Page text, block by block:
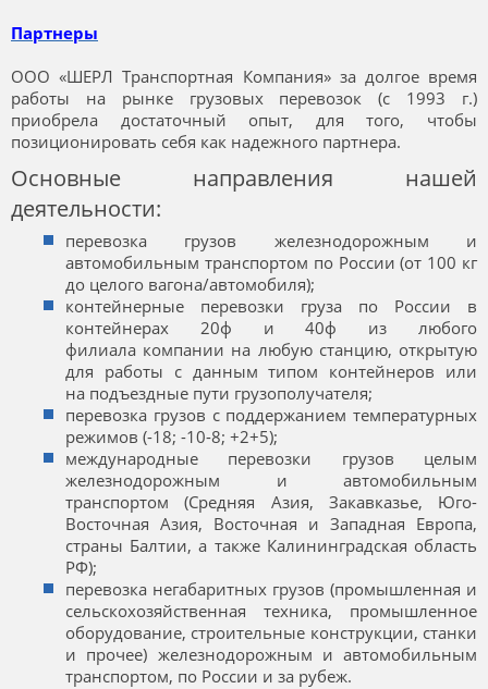
Партнеры
ООО «ШЕРЛ Транспортная Компания» за долгое время
работы на рынке грузовых перевозок (с 1993 г.)
приобрела достаточный опыт, для того, чтобы
позиционировать себя как надежного партнера.
Основные направления нашей
деятельности:
перевозка грузов железнодорожным и
автомобильным транспортом по России (от 100 кг
до целого вагона/автомобиля);
контейнерные перевозки груза по России в
контейнерах 20ф и 40ф из любого
филиала компании на любую станцию, открытую
для работы с данным типом контейнеров или
на подъездные пути грузополучателя;
перевозка грузов с поддержанием температурных
режимов (-18; -10-8; +2+5);
международные перевозки грузов целым
железнодорожным и автомобильным
транспортом (Средняя Азия, Закавказье, Юго-
Восточная Азия, Восточная и Западная Европа,
страны Балтии, а также Калининградская область
РФ);
перевозка негабаритных грузов (промышленная и
сельскохозяйственная техника, промышленное
оборудование, строительные конструкции, станки
и прочее) железнодорожным и автомобильным
транспортом, по России и за рубеж.